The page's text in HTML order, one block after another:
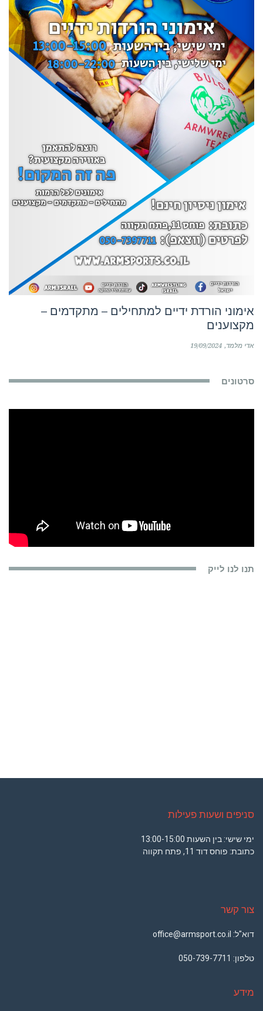
אימוני הורדת ידיים למתחילים – מתקדמים –
מקצוענים
אדי מלמד 19/09/2024
סרטונים
תנו לנו לייק
סניפים ושעות פעילות
ימי שישי: בין השעות 13:00-15:00
כתובת: פוחס דוד 11, פתח תקווה
צור קשר
דוא"ל: office@armsport.co.il
טלפון: 050-739-7711
מידע